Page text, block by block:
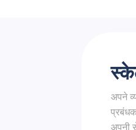
अपने
अपनी